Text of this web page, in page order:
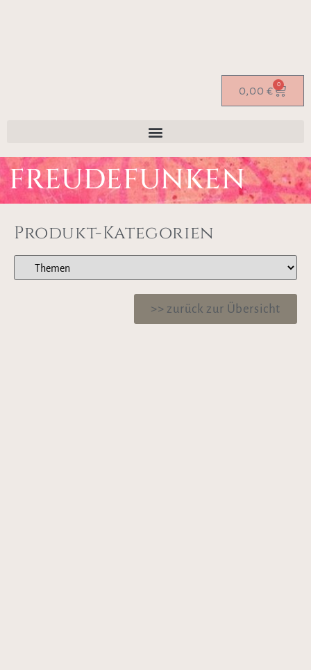
0,00 € 0
FREUDEFUNKEN
Produkt-Kategorien
>> zurück zur Übersicht